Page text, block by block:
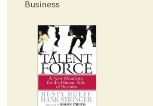
Business